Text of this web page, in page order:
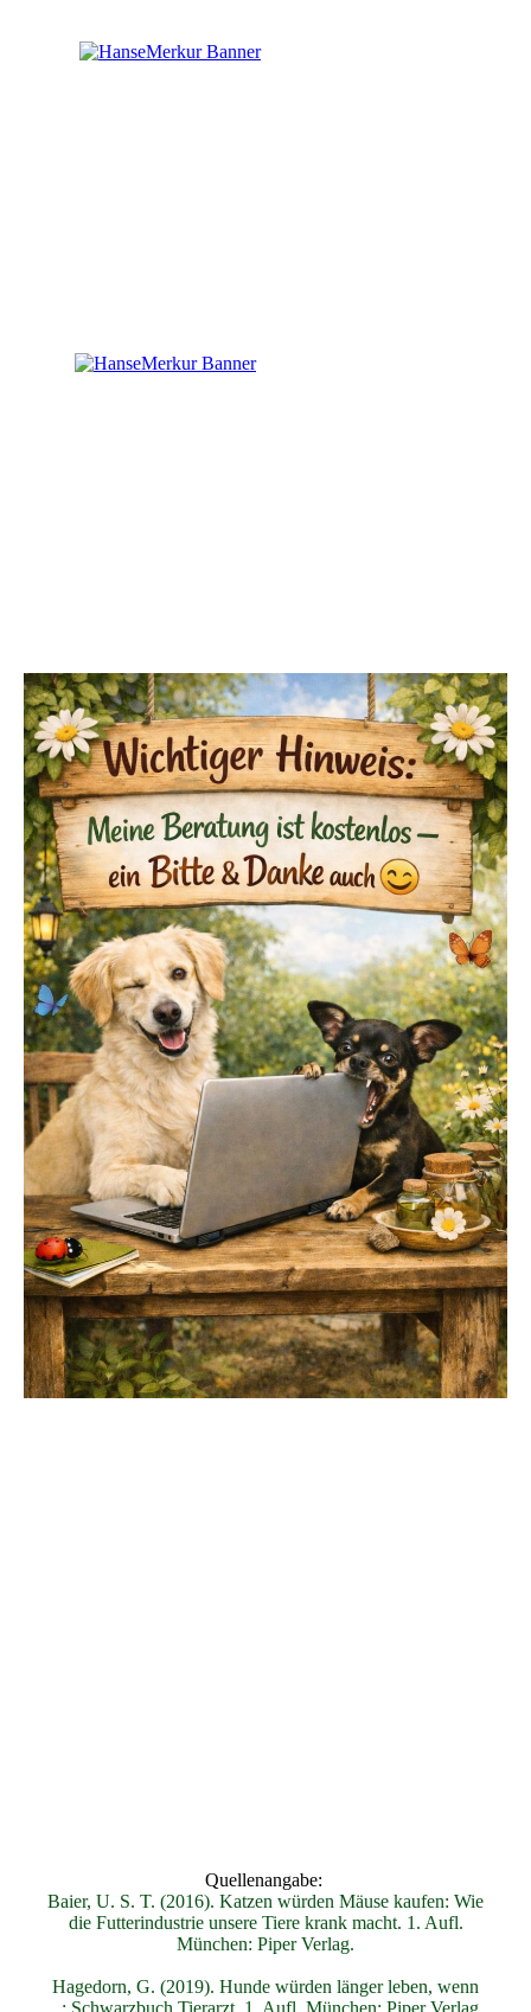
Quellenangabe:
Baier, U. S. T. (2016). Katzen würden Mäuse kaufen: Wie
die Futterindustrie unsere Tiere krank macht. 1. Aufl.
München: Piper Verlag.
Hagedorn, G. (2019). Hunde würden länger leben, wenn
...: Schwarzbuch Tierarzt. 1. Aufl. München: Piper Verlag.